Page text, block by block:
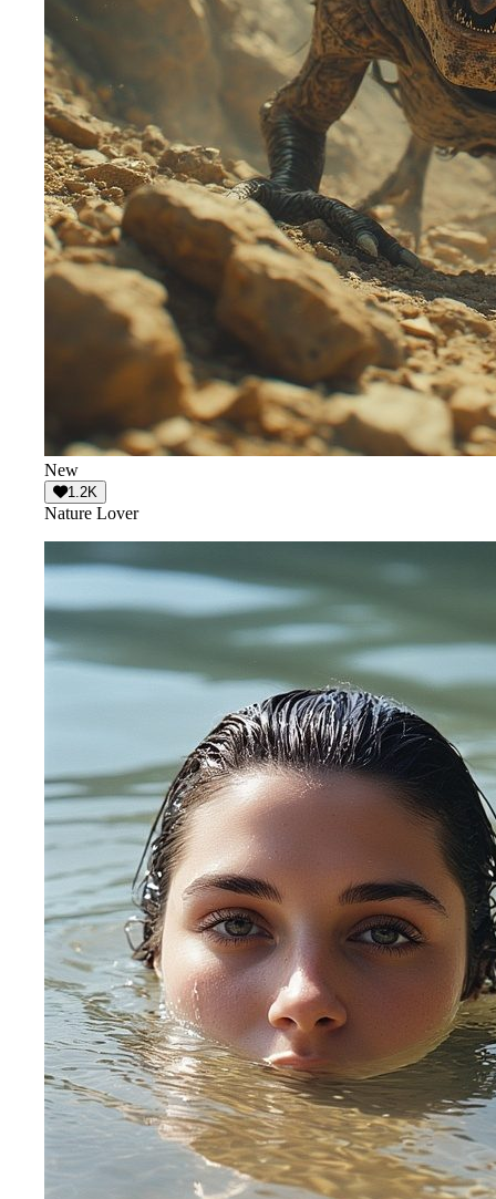
New
1.2K
Nature Lover